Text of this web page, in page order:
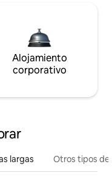
Alojamiento
corporativo
largas Otros tipos de